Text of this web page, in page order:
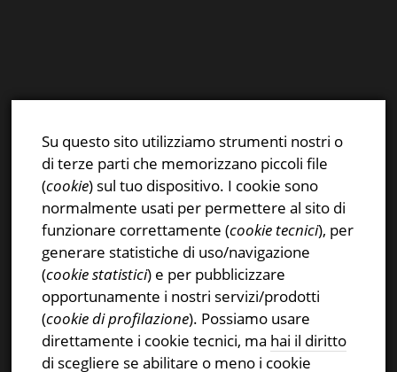
Instagram
Privacy & Cookies Policy
CERCA NEL SITO
Ricerca
Su questo sito utilizziamo strumenti nostri o
di terze parti che memorizzano piccoli file
(cookie) sul tuo dispositivo. I cookie sono
normalmente usati per permettere al sito di
funzionare correttamente (cookie tecnici), per
generare statistiche di uso/navigazione
(cookie statistici) e per pubblicizzare
opportunamente i nostri servizi/prodotti
(cookie di profilazione). Possiamo usare
direttamente i cookie tecnici, ma hai il diritto
di scegliere se abilitare o meno i cookie